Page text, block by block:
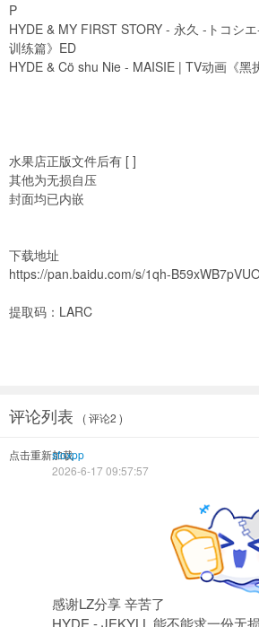
P
HYDE & MY FIRST STORY - 永久 -トコシ
训练篇》ED
HYDE & Cö shu Nie - MAISIE | TV动画《黑
水果店正版文件后有 [ ]
其他为无损自压
封面均已内嵌
下载地址
https://pan.baidu.com/s/1qh-
提取码：LARC
评论列表 ( 评论2 )
点击重新加载
sfoxpp
2026-6-17 09:57:57
感谢LZ分享 辛苦了
HYDE - JEKYLL 能不能求一份无损